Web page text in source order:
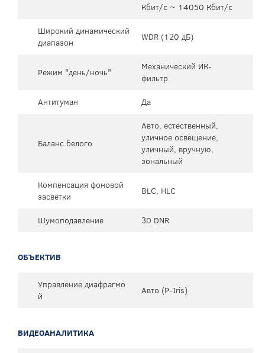
Кбит/с ~ 14050 Кбит/с
Широкий динамический
диапазон
WDR (120 дБ)
Режим "день/ночь"
Механический ИК-
фильтр
Антитуман
Да
Баланс белого
Авто, естественный,
уличное освещение,
уличный, вручную,
зональный
Компенсация фоновой
засветки
BLC, HLC
Шумоподавление 3D DNR
ОБЪЕКТИВ
Управление диафрагмо
й
Авто (P-Iris)
ВИДЕОАНАЛИТИКА